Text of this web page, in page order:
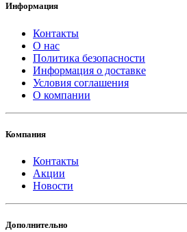
Информация
Контакты
О нас
Политика безопасности
Информация о доставке
Условия соглашения
О компании
Компания
Контакты
Акции
Новости
Дополнительно